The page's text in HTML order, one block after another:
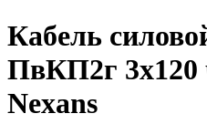
Кабель
ПвКП2г 3x120
Nexans